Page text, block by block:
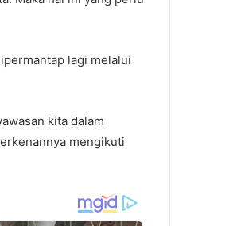
lagi melalui
kita dalam
mengikuti